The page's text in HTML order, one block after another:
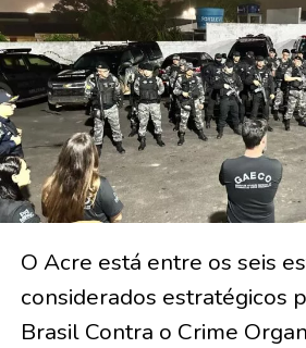
O Acre está entre os seis
considerados estratégicos
Brasil Contra o Crime